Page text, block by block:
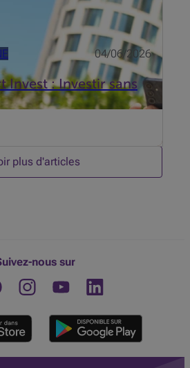
04/06/2026
Invest : Investir sans
plus d'articles
nous sur
InstagramDécouvrez notre chaine
Linkedin